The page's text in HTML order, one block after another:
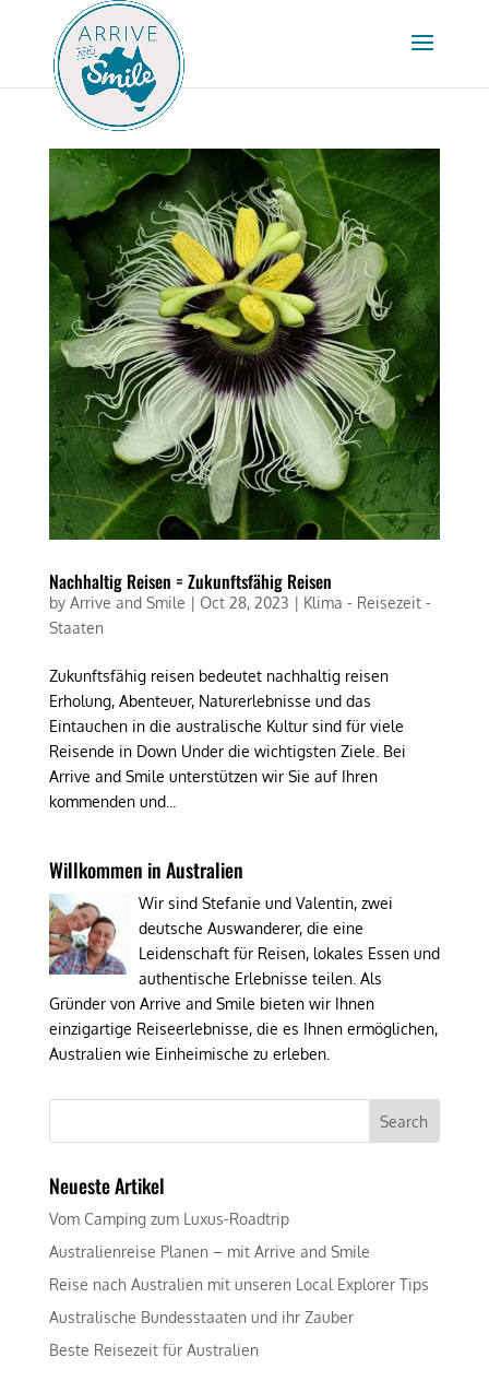
Nachhaltig Reisen = Zukunftsfähig Reisen
by Arrive and Smile | Oct 28, 2023 | Klima - Reisezeit -
Staaten
Zukunftsfähig reisen bedeutet nachhaltig reisen
Erholung, Abenteuer, Naturerlebnisse und das
Eintauchen in die australische Kultur sind für viele
Reisende in Down Under die wichtigsten Ziele. Bei
Arrive and Smile unterstützen wir Sie auf Ihren
kommenden und...
Willkommen in Australien
Wir sind Stefanie und Valentin, zwei
deutsche Auswanderer, die eine
Leidenschaft für Reisen, lokales Essen und
authentische Erlebnisse teilen. Als
Gründer von Arrive and Smile bieten wir Ihnen
einzigartige Reiseerlebnisse, die es Ihnen ermöglichen,
Australien wie Einheimische zu erleben.
Neueste Artikel
Vom Camping zum Luxus-Roadtrip
Australienreise Planen – mit Arrive and Smile
Reise nach Australien mit unseren Local Explorer Tips
Australische Bundesstaaten und ihr Zauber
Beste Reisezeit für Australien